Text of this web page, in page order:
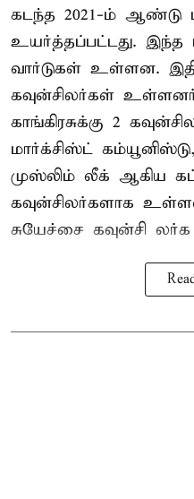
கடந்த 2021-ம் ஆண்டு
உயர்த்தப்பட்டது. இந்த
வார்டுகள் உள்ளன.
கவுன்சிலர்கள் உள்ளனர்.
காங்கிரசுக்கு 2
மார்க்சிஸ்ட்
முஸ்லிம் லீக் ஆகிய
கவுன்சிலர்களாக
சுயேச்சை கவுன்சி